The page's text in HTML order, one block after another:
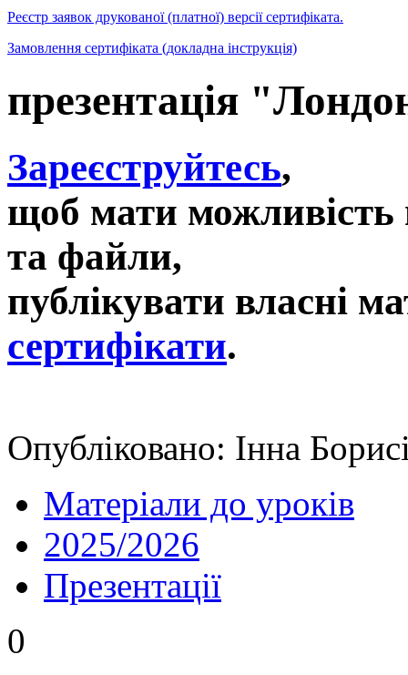
Реєстр заявок друкованої (платної) версії сертифіката.
Замовлення сертифіката (докладна інструкція)
презентація
Зареєструйтесь,
щоб мати можливість
та файли,
публікувати власні
сертифікати.
Опубліковано: Інна
Матеріали до уроків
2025/2026
Презентації
0